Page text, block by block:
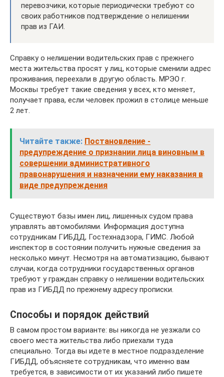
перевозчики, которые периодически требуют со
своих работников подтверждение о нелишении
прав из ГАИ.
Справку о нелишении водительских прав с прежнего
места жительства просят у лиц, которые сменили адрес
проживания, переехали в другую область. МРЭО г.
Москвы требует такие сведения у всех, кто меняет,
получает права, если человек прожил в столице меньше
2 лет.
Читайте также: Постановление -
предупреждение о признании лица виновным в
совершении административного
правонарушения и назначении ему наказания в
виде предупреждения
Существуют базы имен лиц, лишенных судом права
управлять автомобилями. Информация доступна
сотрудникам ГИБДД, Гостехнадзора, ГИМС. Любой
инспектор в состоянии получить нужные сведения за
несколько минут. Несмотря на автоматизацию, бывают
случаи, когда сотрудники государственных органов
требуют у граждан справку о нелишении водительских
прав из ГИБДД по прежнему адресу прописки.
Способы и порядок действий
В самом простом варианте: вы никогда не уезжали со
своего места жительства либо приехали туда
специально. Тогда вы идете в местное подразделение
ГИБДД, объясняете сотрудникам, что именно вам
требуется, в зависимости от их указаний либо пишете